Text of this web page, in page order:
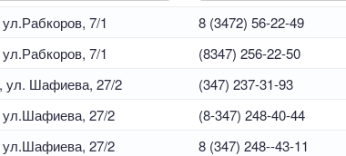
7/1
8 (3472) 56-22-49
7/1
(8347) 256-22-50
ул. Шафиева, 27/2
(347) 237-31-93
ул.Шафиева, 27/2
(8-347) 248-40-44
ул.Шафиева, 27/2
8 (347) 248--43-11